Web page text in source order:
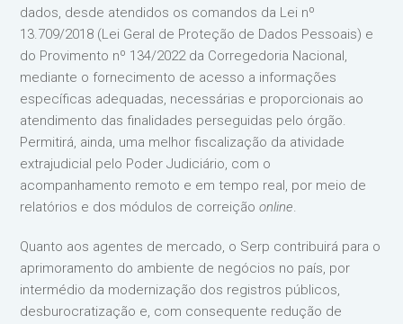
dados, desde atendidos os comandos da Lei nº
13.709/2018 (Lei Geral de Proteção de Dados Pessoais) e
do Provimento nº 134/2022 da Corregedoria Nacional,
mediante o fornecimento de acesso a informações
específicas adequadas, necessárias e proporcionais ao
atendimento das finalidades perseguidas pelo órgão.
Permitirá, ainda, uma melhor fiscalização da atividade
extrajudicial pelo Poder Judiciário, com o
acompanhamento remoto e em tempo real, por meio de
relatórios e dos módulos de correiçãoonline.
Quanto aos agentes de mercado, o Serp contribuirá para o
aprimoramento do ambiente de negócios no país, por
intermédio da modernização dos registros públicos,
desburocratização e, com consequente redução de